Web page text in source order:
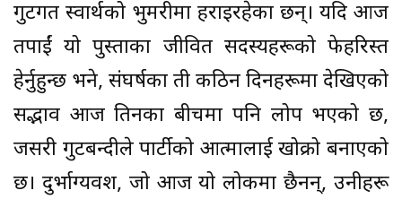
गुटगत स्वार्थको भुमरीमा हराइरहेका छन्। यदि आज
तपाईं यो पुस्ताका जीवित सदस्यहरूको फेहरिस्त
हेर्नुहुन्छ भने, संघर्षका ती कठिन दिनहरूमा देखिएको
सद्भाव आज तिनका बीचमा पनि लोप भएको छ,
जसरी गुटबन्दीले पार्टीको आत्मालाई खोक्रो बनाएको
छ। दुर्भाग्यवश, जो आज यो लोकमा छैनन्, उनीहरू